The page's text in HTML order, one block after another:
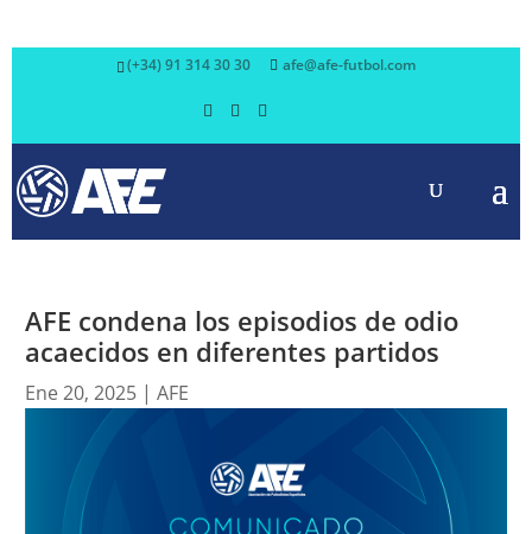
(+34) 91 314 30 30 afe@afe-futbol.com
AFE condena los episodios de odio
acaecidos en diferentes partidos
Ene 20, 2025| AFE